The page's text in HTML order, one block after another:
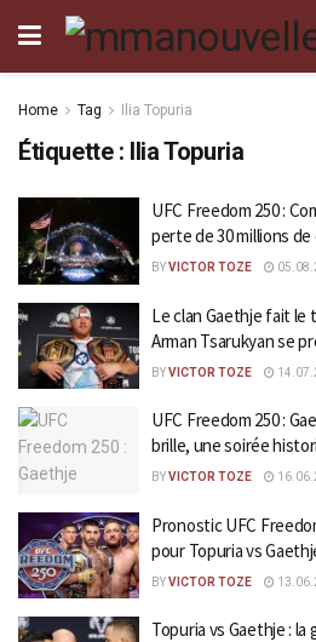
Home Tag Ilia Topuria
Étiquette : Ilia Topuria
UFC Freedom 250 :
perte de 30 millions
BYVICTOR TOZE
Le clan Gaethje fait le
Arman Tsarukyan se
BYVICTOR TOZE
UFC Freedom 250 :
brille, une soirée
BYVICTOR TOZE
Pronostic UFC
pour Topuria vs
BYVICTOR TOZE
Topuria vs Gaethje : la